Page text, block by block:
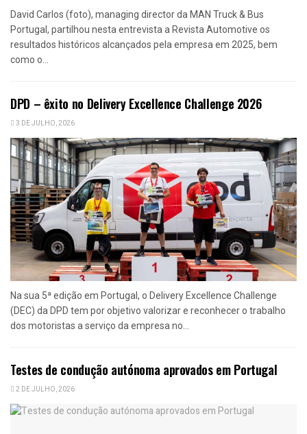
David Carlos (foto), managing director da MAN Truck & Bus
Portugal, partilhou nesta entrevista a Revista Automotive os
resultados históricos alcançados pela empresa em 2025, bem
como o...
DPD – êxito no Delivery Excellence Challenge 2026
3 DE JULHO, 2026
Na sua 5ª edição em Portugal, o Delivery Excellence Challenge
(DEC) da DPD tem por objetivo valorizar e reconhecer o trabalho
dos motoristas a serviço da empresa no...
Testes de condução autónoma aprovados em Portugal
2 DE JULHO, 2026